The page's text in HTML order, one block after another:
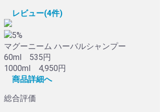
レビュー(4件)
5%
マグーニーム ハーバルシャンプー
60ml 535円
1000ml 4,950円
商品詳細へ
総合評価